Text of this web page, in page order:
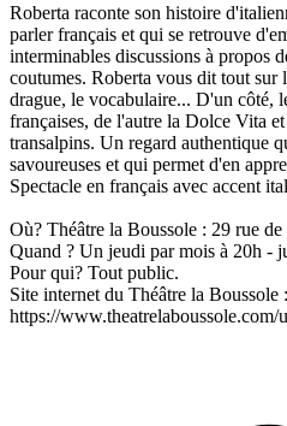
Roberta raconte son histoire
parler français et qui se retrouve
interminables discussions à propos
coutumes. Roberta vous dit tout sur
drague, le vocabulaire... D'un côté,
françaises, de l'autre la Dolce Vita
transalpins. Un regard authentique
savoureuses et qui permet d'en
Spectacle en français avec accent
Où? Théâtre la Boussole : 29 rue
Quand ? Un jeudi par mois à 20h -
Pour qui? Tout public.
Site internet du Théâtre la Boussole :
https://www.theatrelaboussole.com/